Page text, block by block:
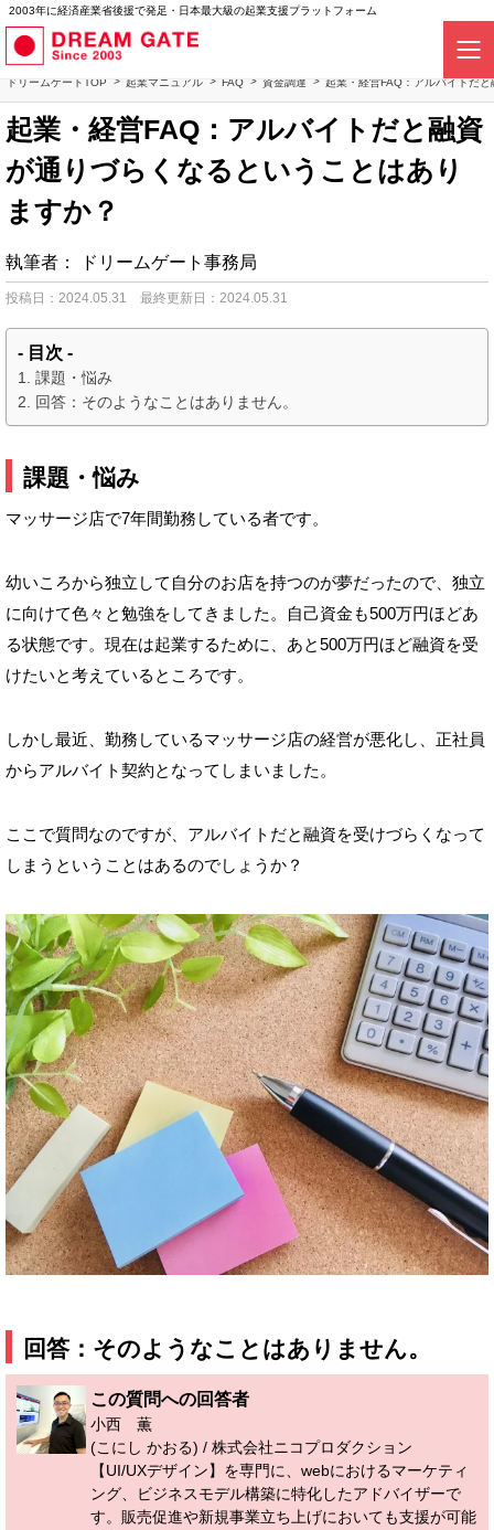
2003年に経済産業省後援で発足・日本最大級の起業支援プラットフォーム
ドリームゲートTOP 起業マニュアル FAQ 資金調達 起業・経営FAQ：アルバイトだ
起業・経営FAQ：アルバイトだと融資
が通りづらくなるということはあり
ますか？
執筆者： ドリームゲート事務局
投稿日：2024.05.31 最終更新日：2024.05.31
- 目次 -
課題・悩み
回答：そのようなことはありません。
課題・悩み
マッサージ店で7年間勤務している者です。
幼いころから独立して自分のお店を持つのが夢だったので、独立
に向けて色々と勉強をしてきました。自己資金も500万円ほどあ
る状態です。現在は起業するために、あと500万円ほど融資を受
けたいと考えているところです。
しかし最近、勤務しているマッサージ店の経営が悪化し、正社員
からアルバイト契約となってしまいました。
ここで質問なのですが、アルバイトだと融資を受けづらくなって
しまうということはあるのでしょうか？
回答：そのようなことはありません。
この質問への回答者
小西 薫
(こにし かおる) / 株式会社ニコプロダクション
【UI/UXデザイン】を専門に、webにおけるマーケティ
ング、ビジネスモデル構築に特化したアドバイザーで
す。販売促進や新規事業立ち上げにおいても支援が可能